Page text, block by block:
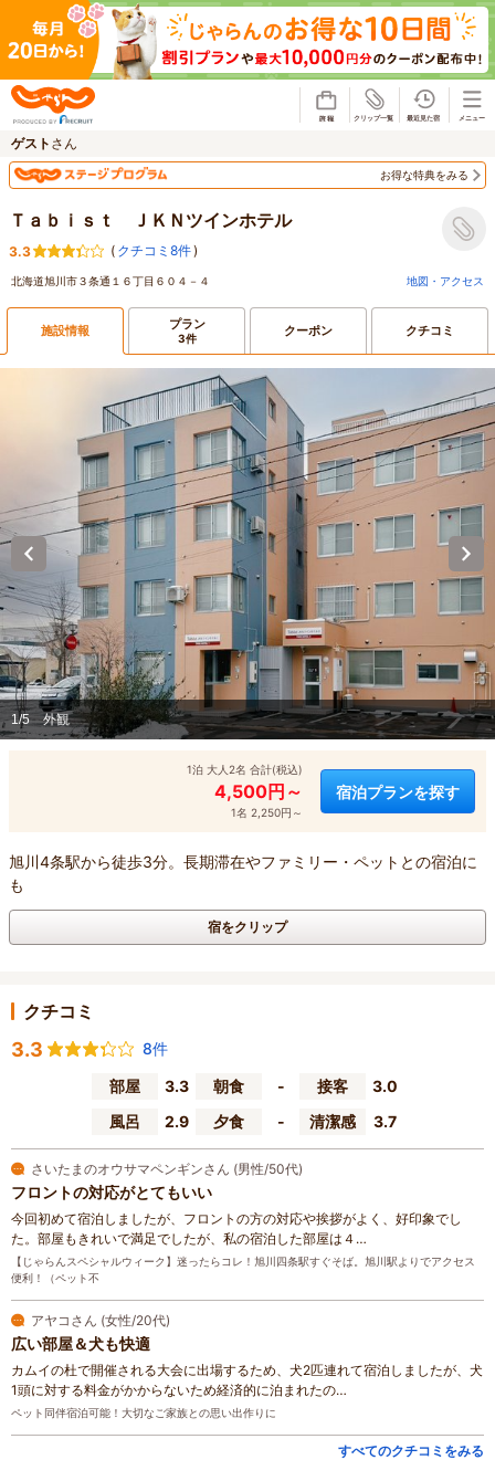
ゲスト さん
お得な特典をみる
Ｔａｂｉｓｔ ＪＫＮツインホテル
3.3 ( クチコミ8件)
北海道旭川市３条通１６丁目６０４－４ 地図・アクセス
施設情報 プラン
3件 クーポン クチコミ
1/5 外観
1泊 大人2名 合計(税込)
4,500円～
1名 2,250円～
宿泊プランを探す
旭川4条駅から徒歩3分。長期滞在やファミリー・ペットとの宿泊に
も
宿をクリップ
クチコミ
3.3
8件
部屋
3.3 朝食 - 接客
3.0
風呂
2.9 夕食 - 清潔感 3.7
さいたまのオウサマペンギンさん (男性/50代)
フロントの対応がとてもいい
今回初めて宿泊しましたが、フロントの方の対応や挨拶がよく、好印象でし
た。部屋もきれいで満足でしたが、私の宿泊した部屋は４…
【じゃらんスペシャルウィーク】迷ったらコレ！旭川四条駅すぐそば。旭川駅よりでアクセス
便利！（ペット不
アヤコさん (女性/20代)
広い部屋＆犬も快適
カムイの杜で開催される大会に出場するため、犬2匹連れて宿泊しましたが、犬
1頭に対する料金がかからないため経済的に泊まれたの…
ペット同伴宿泊可能！大切なご家族との思い出作りに
すべてのクチコミをみる